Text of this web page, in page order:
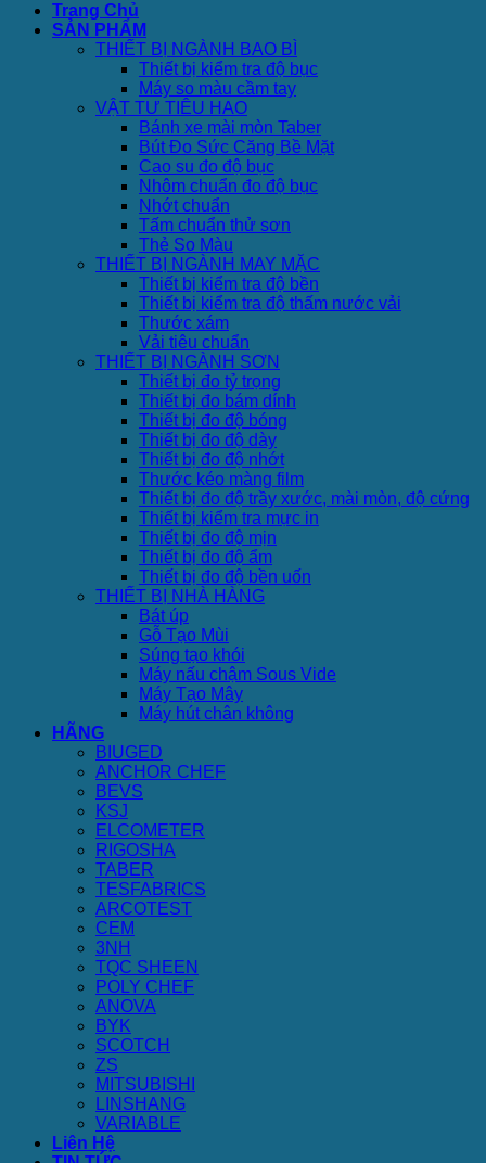
Trang Chủ
SẢN PHẨM
THIẾT BỊ NGÀNH BAO BÌ
Thiết bị kiểm tra độ bục
Máy so màu cầm tay
VẬT TƯ TIÊU HAO
Bánh xe mài mòn Taber
Bút Đo Sức Căng Bề Mặt
Cao su đo độ bục
Nhôm chuẩn đo độ bục
Nhớt chuẩn
Tấm chuẩn thử sơn
Thẻ So Màu
THIẾT BỊ NGÀNH MAY MẶC
Thiết bị kiểm tra độ bền
Thiết bị kiểm tra độ thấm nước vải
Thước xám
Vải tiêu chuẩn
THIẾT BỊ NGÀNH SƠN
Thiết bị đo tỷ trọng
Thiết bị đo bám dính
Thiết bị đo độ bóng
Thiết bị đo độ dày
Thiết bị đo độ nhớt
Thước kéo màng film
Thiết bị đo độ trầy xước, mài mòn, độ cứng
Thiết bị kiểm tra mực in
Thiết bị đo độ mịn
Thiết bị đo độ ẩm
Thiết bị đo độ bền uốn
THIẾT BỊ NHÀ HÀNG
Bát úp
Gỗ Tạo Mùi
Súng tạo khói
Máy nấu chậm Sous Vide
Máy Tạo Mây
Máy hút chân không
HÃNG
BIUGED
ANCHOR CHEF
BEVS
KSJ
ELCOMETER
RIGOSHA
TABER
TESFABRICS
ARCOTEST
CEM
3NH
TQC SHEEN
POLY CHEF
ANOVA
BYK
SCOTCH
ZS
MITSUBISHI
LINSHANG
VARIABLE
Liên Hệ